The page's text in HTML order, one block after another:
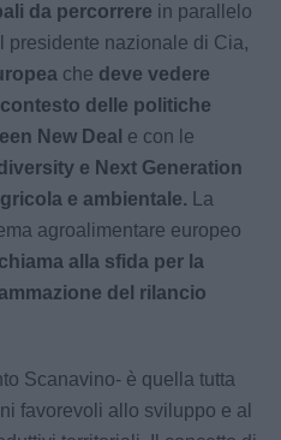
da percorrere in parallelo
presidente nazionale di Cia,
che deve vedere
contesto delle politiche
New Deal e con le
e Next Generation
e ambientale.
La
agroalimentare europeo
chiama alla sfida per la
del rilancio
Scanavino- è quella tutta
favorevoli allo sviluppo e al